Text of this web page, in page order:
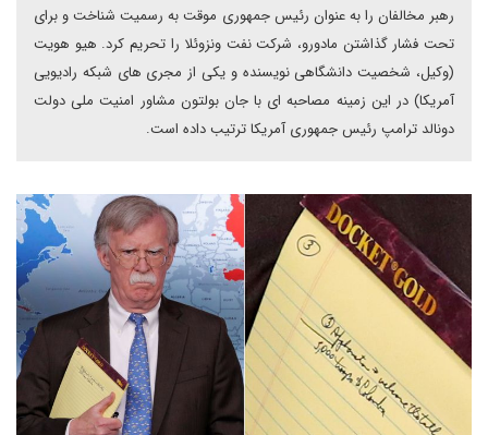
رهبر مخالفان را به عنوان رئیس جمهوری موقت به رسمیت شناخت و برای
تحت فشار گذاشتن مادورو، شرکت نفت ونزوئلا را تحریم کرد. هیو هویت
(وکیل، شخصیت دانشگاهی نویسنده و یکی از مجری های شبکه رادیویی
آمریکا) در این زمینه مصاحبه ای با جان بولتون مشاور امنیت ملی دولت
دونالد ترامپ رئیس جمهوری آمریکا ترتیب داده است.